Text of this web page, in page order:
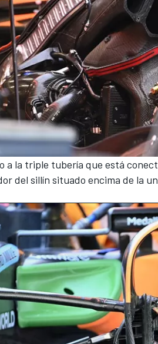
a la triple tubería que está
del sillín situado encima de la